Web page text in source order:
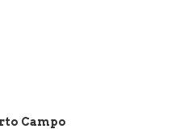
Campo